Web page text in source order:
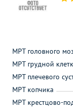
МРТ головного
МРТ грудной
МРТ плечевого
МРТ копчика
МРТ крестцово-